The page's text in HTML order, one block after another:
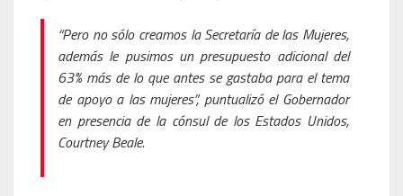
“Pero no sólo creamos la Secretaría de las Mujeres,
además le pusimos un presupuesto adicional del
63% más de lo que antes se gastaba para el tema
de apoyo a las mujeres”, puntualizó el Gobernador
en presencia de la cónsul de los Estados Unidos,
Courtney Beale.